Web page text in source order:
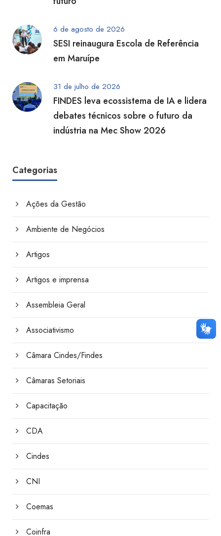
6 de agosto de 2026
SESI reinaugura Escola de Referência
em Maruípe
31 de julho de 2026
FINDES leva ecossistema de IA e lidera
debates técnicos sobre o futuro da
indústria na Mec Show 2026
Categorias
Ações da Gestão
Ambiente de Negócios
Artigos
Artigos e imprensa
Assembleia Geral
Associativismo
Câmara Cindes/Findes
Câmaras Setoriais
Capacitação
CDA
Cindes
CNI
Coemas
Coinfra